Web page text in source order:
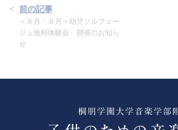
前の記事
＜８月・９月＞幼児ソルフェー
ジュ無料体験会 開催のお知ら
せ